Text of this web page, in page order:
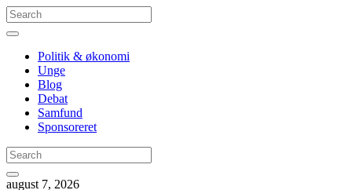
Politik & økonomi
Unge
Blog
Debat
Samfund
Sponsoreret
august 7, 2026